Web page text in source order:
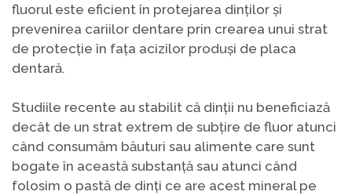
fluorul este eficient în protejarea dinților și
prevenirea cariilor dentare prin crearea unui strat
de protecție în fața acizilor produși de placa
dentară.
Studiile recente au stabilit că dinții nu beneficiază
decât de un strat extrem de subțire de fluor atunci
când consumăm băuturi sau alimente care sunt
bogate în această substanță sau atunci când
folosim o pastă de dinți ce are acest mineral pe